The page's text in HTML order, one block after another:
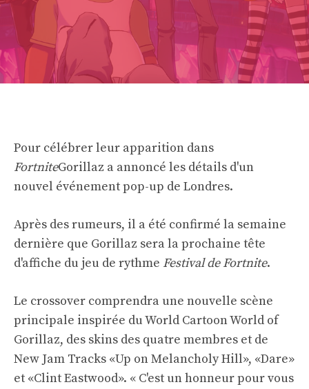
Pour célébrer leur apparition dans
FortniteGorillaz a annoncé les détails d'un
nouvel événement pop-up de Londres.
Après des rumeurs, il a été confirmé la semaine
dernière que Gorillaz sera la prochaine tête
d'affiche du jeu de rythme Festival de Fortnite.
Le crossover comprendra une nouvelle scène
principale inspirée du World Cartoon World of
Gorillaz, des skins des quatre membres et de
New Jam Tracks «Up on Melancholy Hill», «Dare»
et «Clint Eastwood». « C'est un honneur pour vous